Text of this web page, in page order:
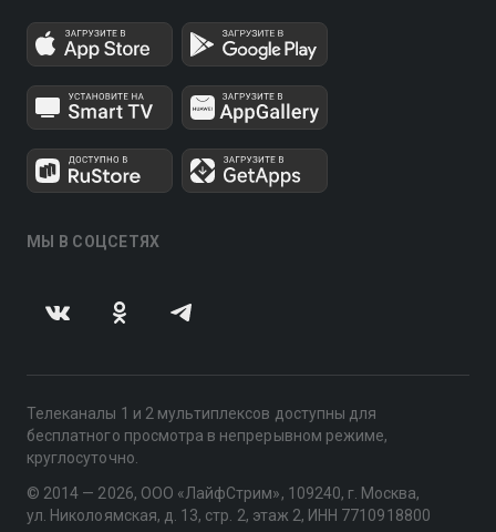
МЫ В СОЦСЕТЯХ
Телеканалы 1 и 2 мультиплексов доступны для
бесплатного просмотра в непрерывном режиме,
круглосуточно.
© 2014 — 2026, ООО «ЛайфСтрим», 109240, г. Москва,
ул. Николоямская, д. 13, стр. 2, этаж 2, ИНН 7710918800